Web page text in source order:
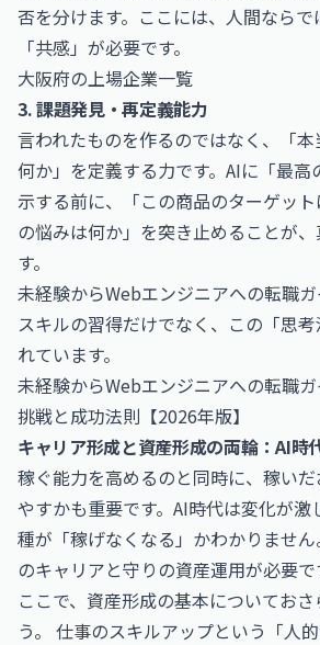
否を分けます。ここには、人間なら
「共感」が必要です。
大阪府の上場企業一覧
3. 課題発見・再定義能力
言われたものを作るのではなく、「
何か」を定義する力です。AIに「最高
示する前に、「この商品のターゲッ
の悩みは何か」を突き止めることが
す。
未経験からWebエンジニアへの転職
スキルの習得だけでなく、この「思
れています。
未経験からWebエンジニアへの転職
挑戦と成功法則【2026年版】
キャリア形成と資産形成の両輪：AI時
稼ぐ能力を高めるのと同時に、稼い
やすかも重要です。AI時代は変化が
種が「稼げなくなる」かわかりませ
のキャリアと守りの資産運用が必要で
ここで、資産形成の基本についてお
う。 仕事のスキルアップという「人